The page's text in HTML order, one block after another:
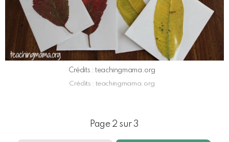
Crédits : teachingmama.org
Crédits : teachingmama.org
Page 2 sur 3